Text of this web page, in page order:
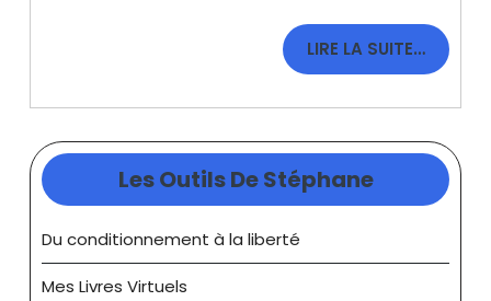
Puissant.
LIRE LA SUITE…LIRE
LA
Les Outils De Stéphane
Du conditionnement à la liberté
Mes Livres Virtuels